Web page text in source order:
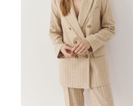
ZOBACZ PRODUKT